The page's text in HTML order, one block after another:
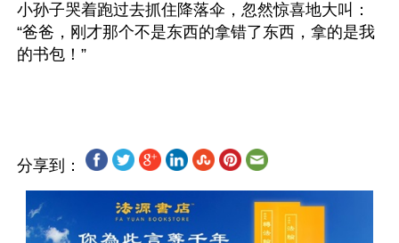
小孙子哭着跑过去抓住降落伞，忽然惊喜地大叫：
“爸爸，刚才那个不是东西的拿错了东西，拿的是我
的书包！”
分享到：